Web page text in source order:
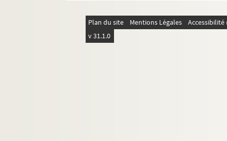
Plan du site Mentions Légales
v 31.1.0